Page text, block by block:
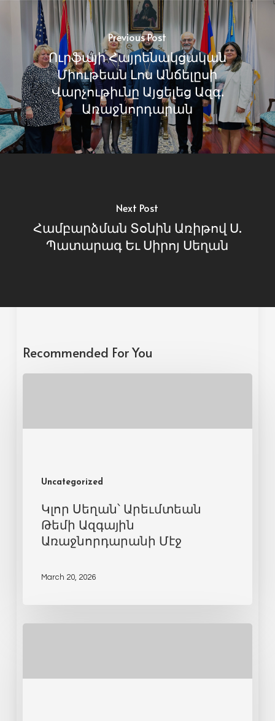
Previous Post
Ուրֆայի Հայրենակցական
Միութեան Լոս Անճելըսի
Վարչութիւնը Այցելեց Ազգ.
Առաջնորդարան
Next Post
Համբարձման Տօնին Առիթով Ս.
Պատարագ Եւ Սիրոյ Սեղան
Recommended For You
Uncategorized
Կլոր Սեղան՝ Արեւմտեան
Թեմի Ազգային
Առաջնորդարանի Մէջ
March 20, 2026